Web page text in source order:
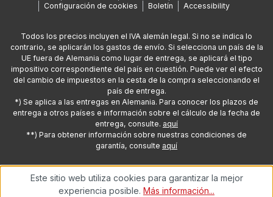
Configuración de cookies
Boletín Accessibility
Todos los precios incluyen el IVA alemán legal. Si no se indica lo
contrario, se aplicarán los gastos de envío. Si selecciona un país de la
UE fuera de Alemania como lugar de entrega, se aplicará el tipo
impositivo correspondiente del país en cuestión. Puede ver el efecto
del cambio de impuestos en la cesta de la compra seleccionando el
país de entrega.
*) Se aplica a las entregas en Alemania. Para conocer los plazos de
entrega a otros países e información sobre el cálculo de la fecha de
entrega, consulte. aquí
**) Para obtener información sobre nuestras condiciones de
garantía, consulte aquí
© 2026 Copyright de Oehlbach® Kabel GmbH
Este sitio web utiliza cookies para garantizar la mejor
experiencia posible. Más información...